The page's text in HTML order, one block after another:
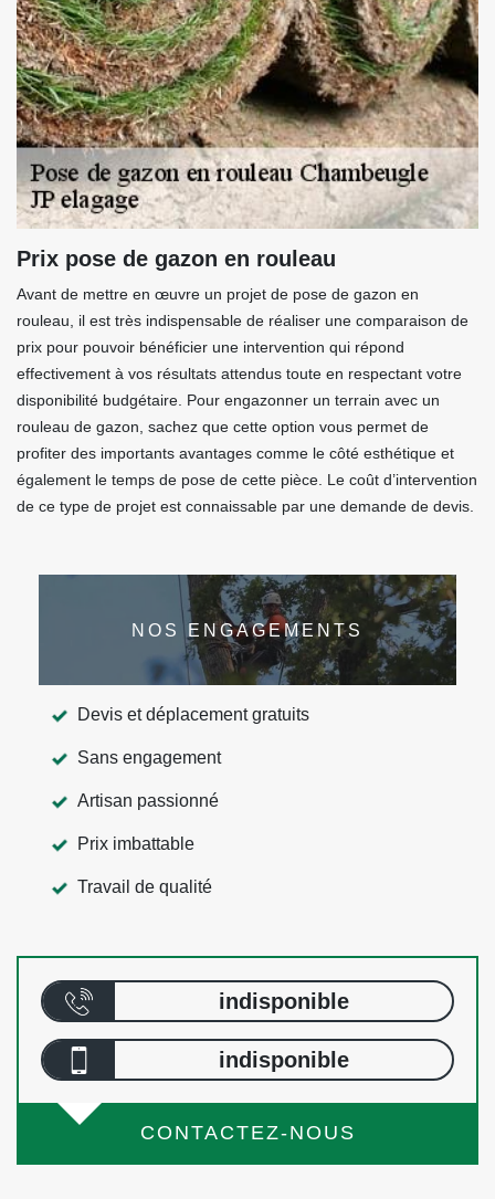
Prix pose de gazon en rouleau
Avant de mettre en œuvre un projet de pose de gazon en
rouleau, il est très indispensable de réaliser une comparaison de
prix pour pouvoir bénéficier une intervention qui répond
effectivement à vos résultats attendus toute en respectant votre
disponibilité budgétaire. Pour engazonner un terrain avec un
rouleau de gazon, sachez que cette option vous permet de
profiter des importants avantages comme le côté esthétique et
également le temps de pose de cette pièce. Le coût d’intervention
de ce type de projet est connaissable par une demande de devis.
NOS ENGAGEMENTS
Devis et déplacement gratuits
Sans engagement
Artisan passionné
Prix imbattable
Travail de qualité
indisponible
indisponible
CONTACTEZ-NOUS